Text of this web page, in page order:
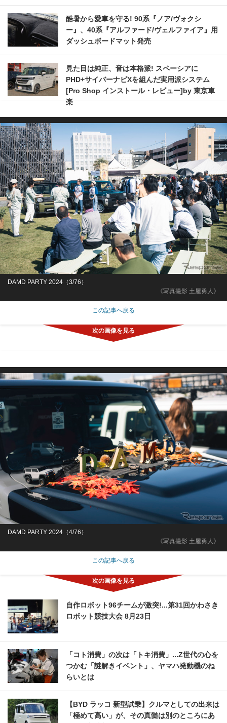
酷暑から愛車を守る! 90系『ノア/ヴォクシ
ー』、40系『アルファード/ヴェルファイア』用
ダッシュボードマット発売
見た目は純正、音は本格派! スペーシアに
PHD+サイバーナビXを組んだ実用派システム
[Pro Shop インストール・レビュー]by 東京車
楽
《写真撮影 土屋勇人》
DAMD PARTY 2024（3/76）
この記事へ戻る
《写真撮影 土屋勇人》
DAMD PARTY 2024（4/76）
この記事へ戻る
自作ロボット96チームが激突!...第31回かわさき
ロボット競技大会 8月23日
「コト消費」の次は「トキ消費」...Z世代の心を
つかむ「謎解きイベント」、ヤマハ発動機のね
らいとは
【BYD ラッコ 新型試乗】クルマとしての出来は
「極めて高い」が、その真髄は別のところにあ